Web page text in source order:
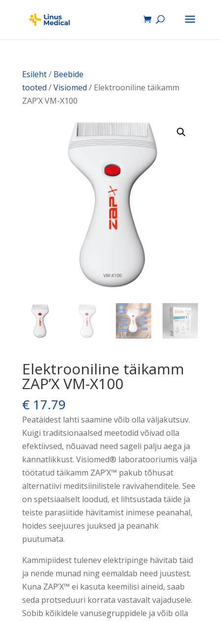
Esileht/ Beebide
tooted /Visiomed / Elektrooniline täikamm
ZAP’X VM-X100
Elektrooniline täikamm
ZAP’X VM-X100
€17.79
Peatäidest lahti saamine võib olla väljakutsuv.
Kuigi traditsionaalsed meetodid võivad olla
efektiivsed, nõuavad need sageli palju aega ja
kannatlikkust. Visiomed® laboratooriumis välja
töötatud täikamm ZAP’X™ pakub tõhusat
alternatiivi meditsiinilistele ravivahenditele. See
on spetsiaalselt loodud, et lihtsustada täide ja
teiste parasiitide hävitamist inimese peanahal,
hoides seejuures juuksed ja peanahk
puutumata.
Kammipiidest tulenev elektripinge hävitab täid
ja nende munad ning eemaldab need juustest.
Kuna ZAP’X™ ei kasuta keemilisi aineid, saab
seda protseduuri korrata vastavalt vajadusele.
Sobib kõikidele vanusegruppidele ja võib olla